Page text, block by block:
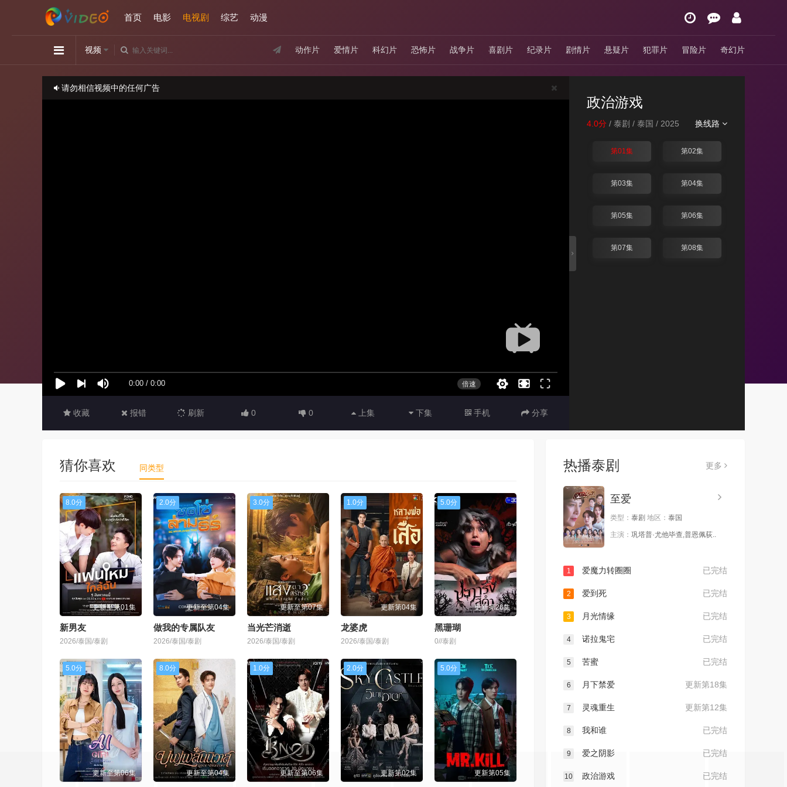
首页 电影 电视剧 综艺 动漫
动作片 爱情片 科幻片 恐怖片 战争片 喜剧片 纪录片 剧情片 悬疑片 犯罪片 冒险片 奇幻片
视频
请勿相信视频中的任何广告
收藏 报错 刷新 0 0 上集 下集 手机 分享
政治游戏
换线路
4.0分 / 泰剧 / 泰国 / 2025
第01集 第02集
第03集 第04集
第05集 第06集
第07集 第08集
猜你喜欢 同类型
8.0分
更新至第01集
新男友
2026/泰国/泰剧
2.0分
更新至第04集
做我的专属队友
2026/泰国/泰剧
3.0分
更新至第07集
当光芒消逝
2026/泰国/泰剧
1.0分
更新第04集
龙婆虎
2026/泰国/泰剧
5.0分
更新第26集
黑珊瑚
0//泰剧
5.0分
更新至第06集
8.0分
更新至第04集
1.0分
更新至第06集
2.0分
更新第02集
5.0分
更新第05集
热播泰剧 更多
至爱
类型： 泰剧 地区： 泰国
主演： 巩塔普·尤他毕查,普恩佩荻..
已完结
1 爱魔力转圈圈
已完结
2 爱到死
已完结
3 月光情缘
已完结
4 诺拉鬼宅
已完结
5 苦蜜
更新第18集
6 月下禁爱
更新第12集
7 灵魂重生
已完结
8 我和谁
已完结
9 爱之阴影
已完结
10 政治游戏